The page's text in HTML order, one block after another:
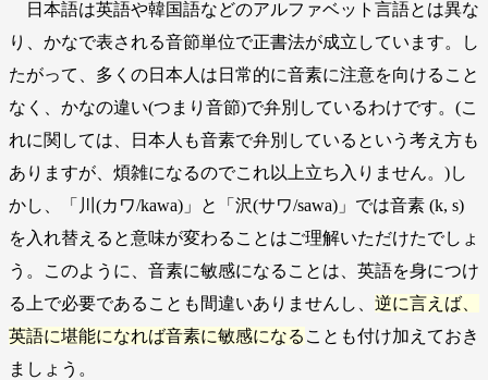
日本語は英語や韓国語などのアルファベット言語とは異な
り、かなで表される音節単位で正書法が成立しています。し
たがって、多くの日本人は日常的に音素に注意を向けること
なく、かなの違い(つまり音節)で弁別しているわけです。(こ
れに関しては、日本人も音素で弁別しているという考え方も
ありますが、煩雑になるのでこれ以上立ち入りません。)し
かし、「川(カワ/kawa)」と「沢(サワ/sawa)」では音素 (k, s)
を入れ替えると意味が変わることはご理解いただけたでしょ
う。このように、音素に敏感になることは、英語を身につけ
る上で必要であることも間違いありませんし、 逆に言えば、
英語に堪能になれば音素に敏感になる ことも付け加えておき
ましょう。